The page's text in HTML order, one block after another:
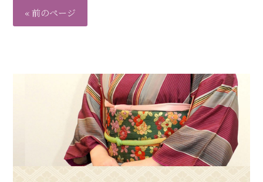
« 前のページ